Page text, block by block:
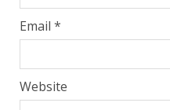
Email *
Website